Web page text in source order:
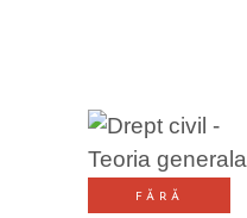
FĂRĂ
VEZI
DETALII